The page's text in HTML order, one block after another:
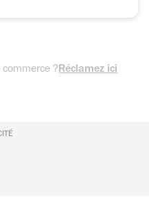
?Réclamez ici